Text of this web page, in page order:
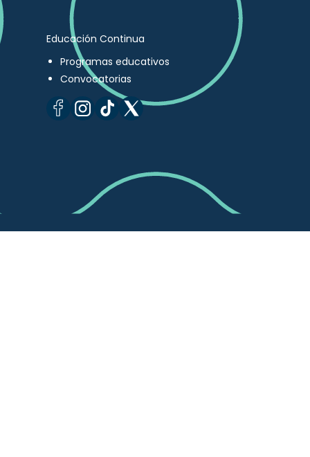
Educación Continua
Programas educativos
Convocatorias